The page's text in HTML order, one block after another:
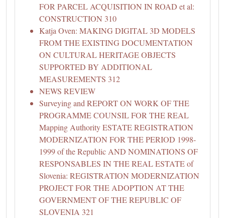
FOR PARCEL ACQUISITION IN ROAD et al:
CONSTRUCTION 310
Katja Oven: MAKING DIGITAL 3D MODELS
FROM THE EXISTING DOCUMENTATION
ON CULTURAL HERITAGE OBJECTS
SUPPORTED BY ADDITIONAL
MEASUREMENTS 312
NEWS REVIEW
Surveying and REPORT ON WORK OF THE
PROGRAMME COUNSIL FOR THE REAL
Mapping Authority ESTATE REGISTRATION
MODERNIZATION FOR THE PERIOD 1998-
1999 of the Republic AND NOMINATIONS OF
RESPONSABLES IN THE REAL ESTATE of
Slovenia: REGISTRATION MODERNIZATION
PROJECT FOR THE ADOPTION AT THE
GOVERNMENT OF THE REPUBLIC OF
SLOVENIA 321